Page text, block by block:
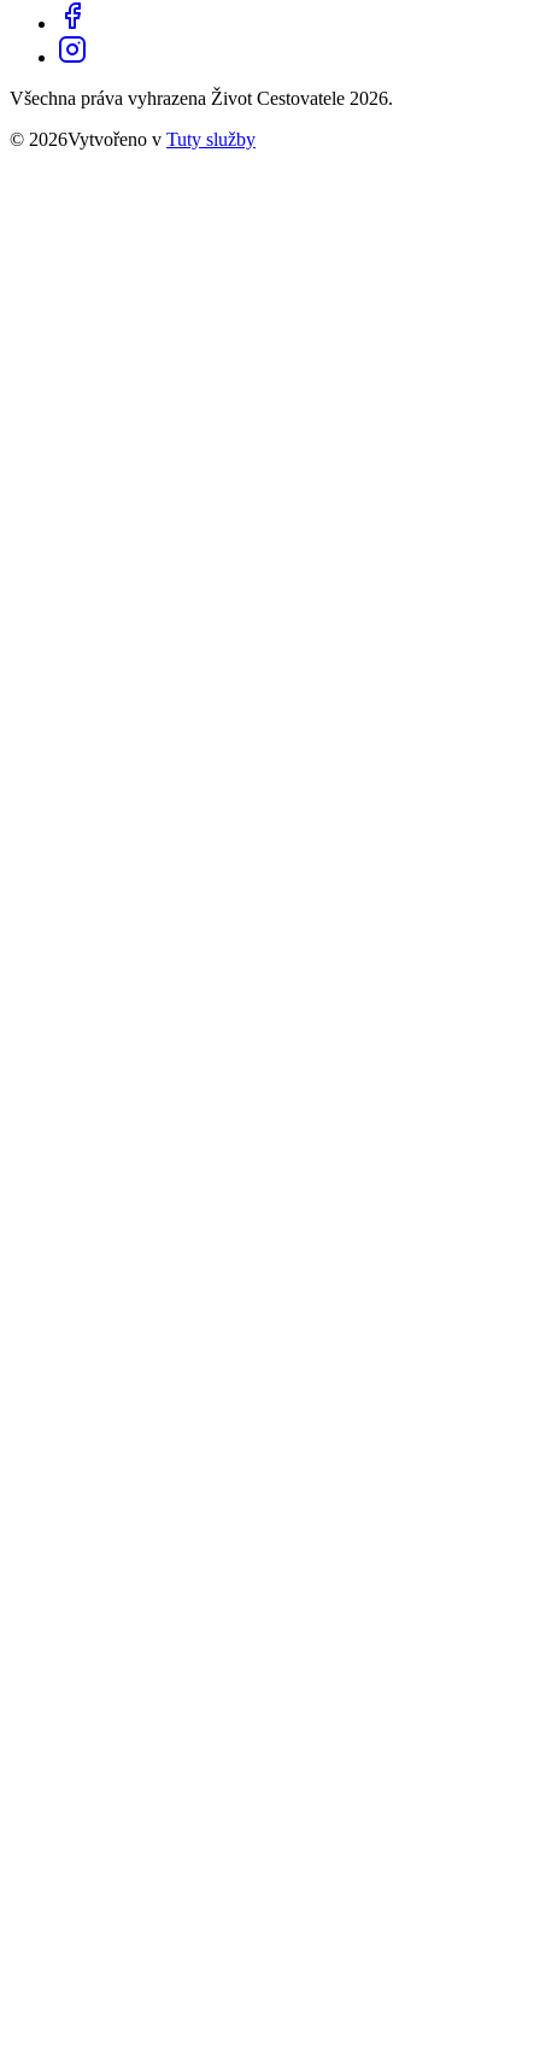
Všechna práva vyhrazena Život Cestovatele 2026.
© 2026Vytvořeno v Tuty služby